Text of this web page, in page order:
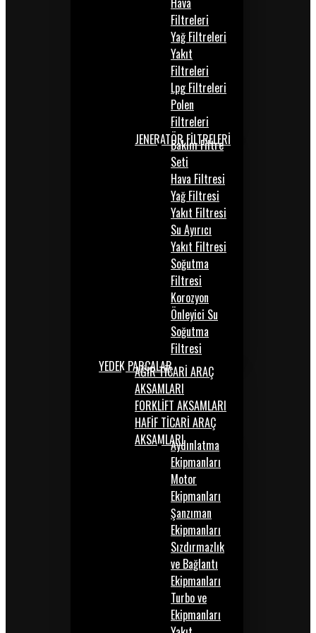
Filtreleri
Yağ Filtreleri
Yakıt
Filtreleri
Lpg Filtreleri
Polen
Filtreleri
JENERATÖR FİLTRELERİ
Bakım Filtre
Seti
Hava Filtresi
Yağ Filtresi
Yakıt Filtresi
Su Ayırıcı
Yakıt Filtresi
Soğutma
Filtresi
Korozyon
Önleyici Su
Soğutma
Filtresi
YEDEK PARÇALARAĞIR TİCARİ ARAÇ
AKSAMLARI
FORKLİFT AKSAMLARI
HAFİF TİCARİ ARAÇ
AKSAMLARIAydınlatma
Ekipmanları
Motor
Ekipmanları
Şanzıman
Ekipmanları
Sızdırmazlık
ve Bağlantı
Ekipmanları
Turbo ve
Ekipmanları